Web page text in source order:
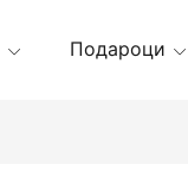
Подароци